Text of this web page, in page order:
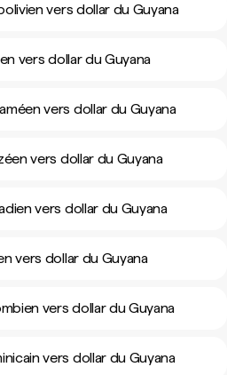
vers dollar du Guyana
vers dollar du Guyana
vers dollar du Guyana
vers dollar du Guyana
vers dollar du Guyana
vers dollar du Guyana
vers dollar du Guyana
vers dollar du Guyana